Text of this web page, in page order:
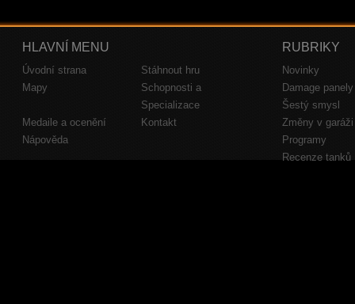
HLAVNÍ MENU
Úvodní strana
Stáhnout hru
Mapy
Schopnosti a
Specializace
Medaile a ocenění
Kontakt
Nápověda
RUBRIKY
Novinky
Damage panely
Šestý smysl
Změny v garáži
Programy
Recenze tanků